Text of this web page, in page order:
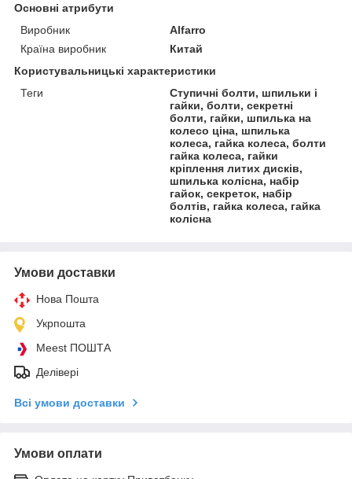
Основні атрибути
Виробник
Alfarro
Країна виробник
Китай
Користувальницькі характеристики
Теги
Ступичні болти, шпильки і
гайки, болти, секретні
болти, гайки, шпилька на
колесо ціна, шпилька
колеса, гайка колеса, болти
гайка колеса, гайки
кріплення литих дисків,
шпилька колісна, набір
гайок, секреток, набір
болтів, гайка колеса, гайка
колісна
Умови доставки
Нова Пошта
Укрпошта
Meest ПОШТА
Делівері
Всі умови доставки
Умови оплати